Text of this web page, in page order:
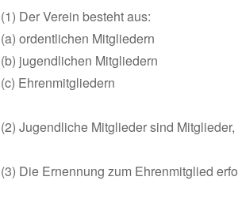
(1) Der Verein besteht aus:
(a) ordentlichen Mitgliedern
(b) jugendlichen Mitgliedern
(c) Ehrenmitgliedern
(2) Jugendliche Mitglieder sind
(3) Die Ernennung zum Ehrenmitglied